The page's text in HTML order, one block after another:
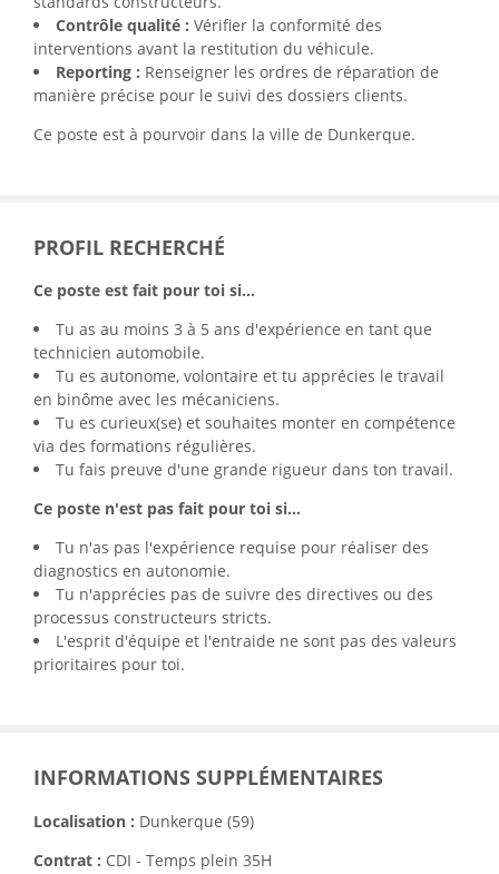
Contrôle qualité : Vérifier la conformité des
interventions avant la restitution du véhicule.
Reporting : Renseigner les ordres de réparation de
manière précise pour le suivi des dossiers clients.
Ce poste est à pourvoir dans la ville de Dunkerque.
PROFIL RECHERCHÉ
Ce poste est fait pour toi si...
Tu as au moins 3 à 5 ans d'expérience en tant que
technicien automobile.
Tu es autonome, volontaire et tu apprécies le travail
en binôme avec les mécaniciens.
Tu es curieux(se) et souhaites monter en compétence
via des formations régulières.
Tu fais preuve d'une grande rigueur dans ton travail.
Ce poste n'est pas fait pour toi si...
Tu n'as pas l'expérience requise pour réaliser des
diagnostics en autonomie.
Tu n'apprécies pas de suivre des directives ou des
processus constructeurs stricts.
L'esprit d'équipe et l'entraide ne sont pas des valeurs
prioritaires pour toi.
INFORMATIONS SUPPLÉMENTAIRES
Localisation : Dunkerque (59)
Contrat : CDI - Temps plein 35H